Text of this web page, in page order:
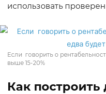
использовать
Если говорить о
выше 15-20%
Как построить